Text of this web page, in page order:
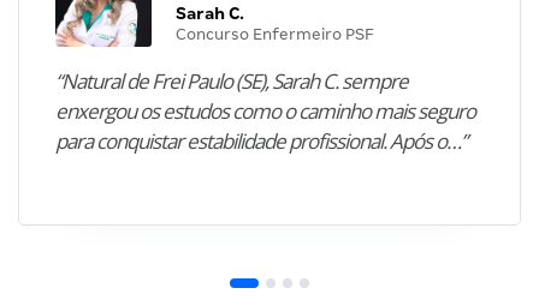
Sarah C.
Concurso Enfermeiro PSF
“Natural de Frei Paulo (SE), Sarah C. sempre
enxergou os estudos como o caminho mais seguro
para conquistar estabilidade profissional. Após o…”